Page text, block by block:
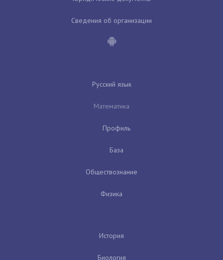
Сведения об организации
Русский язык
Математика
Профиль
База
Обществознание
Физика
История
Биология